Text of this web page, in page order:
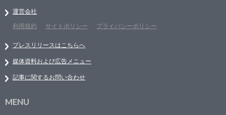
運営会社
利用規約
サイトポリシー プライバシーポリシー
プレスリリースはこちらへ
媒体資料および広告メニュー
記事に関するお問い合わせ
MENU